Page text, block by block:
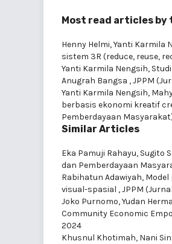
Most read articles by
Henny Helmi, Yanti Karmila
sistem 3R (reduce, reuse,
Yanti Karmila Nengsih,
Anugrah Bangsa ,JPPM
Yanti Karmila Nengsih,
berbasis ekonomi kreatif
Pemberdayaan
Similar Articles
Eka Pamuji Rahayu, Sugito
dan Pemberdayaan
Rabihatun Adawiyah,
visual-spasial ,JPPM
Joko Purnomo, Yudan
Community Economic
2024
Khusnul Khotimah, Nani